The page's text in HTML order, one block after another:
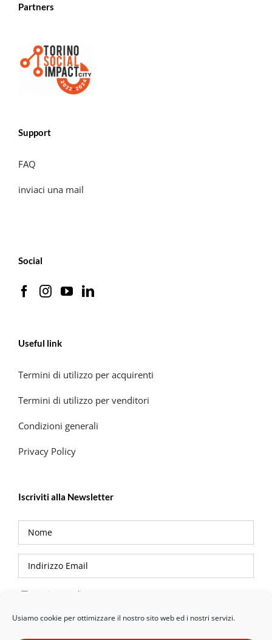
Usiamo cookie per ottimizzare il nostro sito web ed i nostri servizi.
Partners
Support
FAQ
inviaci una mail
Social
Useful link
Termini di utilizzo per acquirenti
Termini di utilizzo per venditori
Condizioni generali
Privacy Policy
Iscriviti alla Newsletter
Privacy Policy